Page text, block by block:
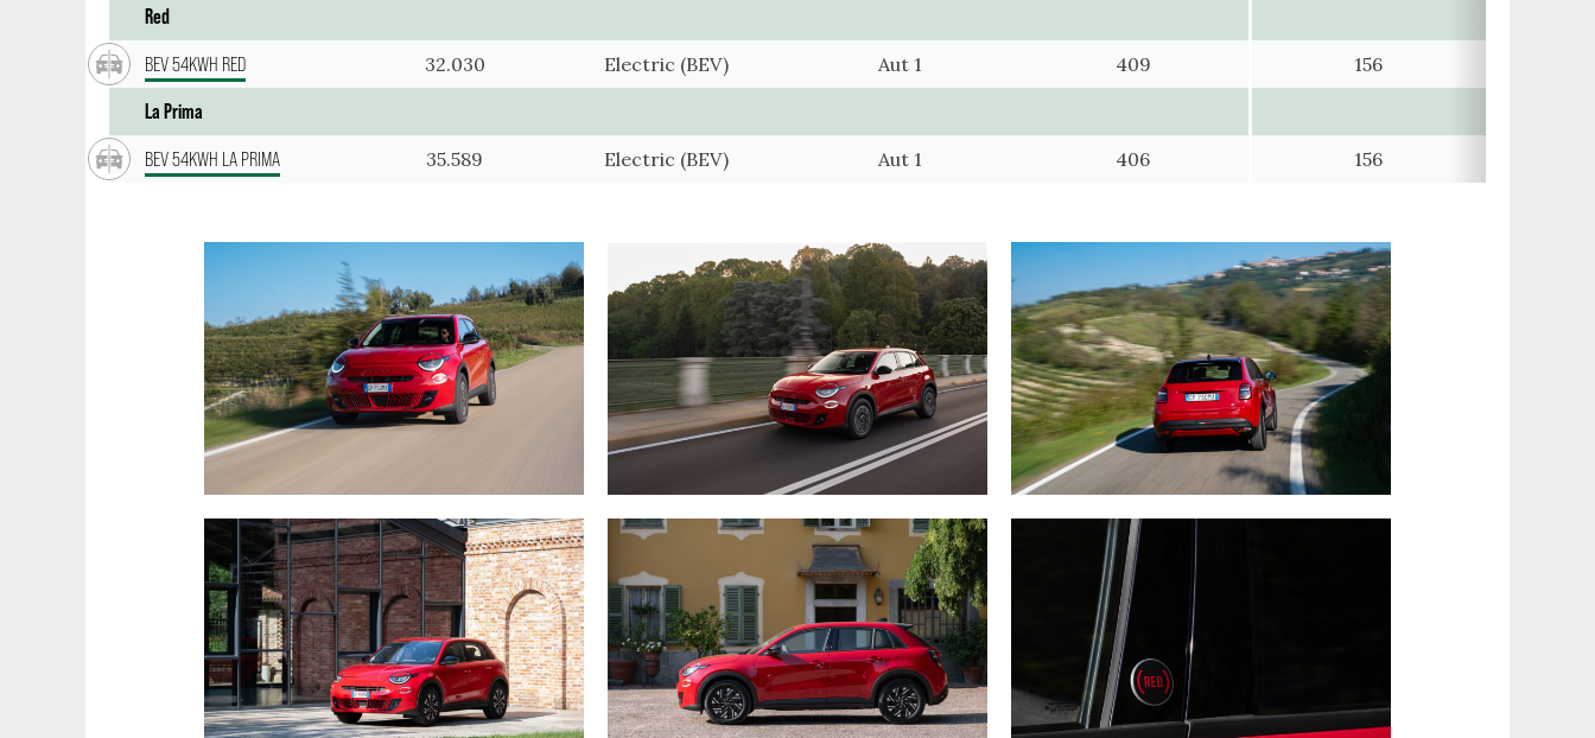
Red
BEV 54KWH RED 32.030 Electric (BEV) Aut 1 409 156
La Prima
BEV 54KWH LA PRIMA 35.589 Electric (BEV) Aut 1 406 156